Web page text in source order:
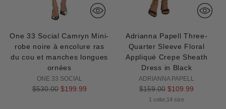
One 33 Social Camryn Mini-
robe noire à encolure ras
du cou et manches longues
ornées
ONE 33 SOCIAL
Prix
$530.00 $199.99
Adrianna Papell Three-
Quarter Sleeve Floral
Appliqué Crepe Sheath
Dress in Black
ADRIANNA PAPELL
Prix
normal
$159.00 $109.99
1 color,14 size